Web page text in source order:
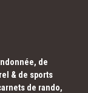
de
& de sports
de rando,